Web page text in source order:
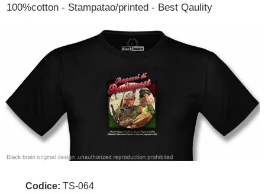
100%cotton - Stampatao/printed - Best Qaulity
Codice:TS-064